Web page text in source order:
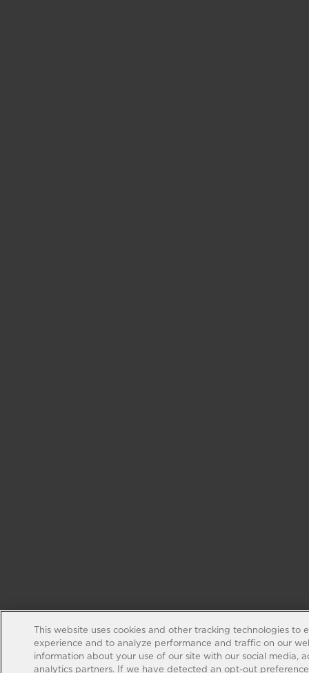
This website uses cookies and other tracking technologies to
experience and to analyze performance and traffic on our
information about your use of our site with our social media,
analytics partners. If we have detected an opt-out